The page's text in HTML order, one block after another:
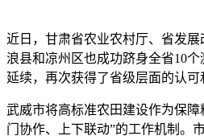
近日，甘肃省农业农村厅、省发
浪县和凉州区也成功跻身全省10
延续，再次获得了省级层面的认可
武威市将高标准农田建设作为保
门协作、上下联动”的工作机制。